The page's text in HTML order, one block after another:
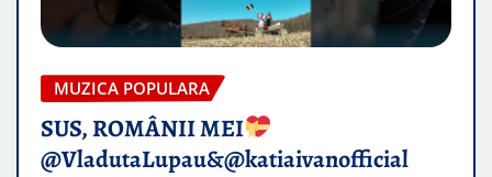
MUZICA POPULARA
SUS, ROMÂNII MEI
@VladutaLupau&@katiaivanofficial